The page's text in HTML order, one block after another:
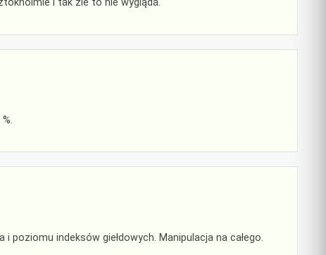
i tak źle to nie wygląda.
poziomu indeksów giełdowych. Manipulacja na całego.